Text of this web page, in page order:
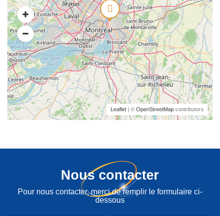
Leaflet | © OpenStreetMap contributors
Nous contacter
Pour nous contacter, merci de remplir le formulaire ci-
dessous